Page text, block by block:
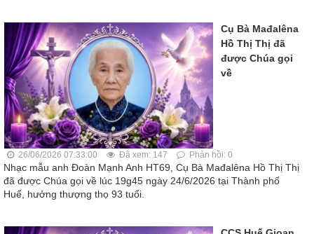
Cụ Bà Mađalêna
Hồ Thị Thị đã
được Chúa gọi
về
26/06/2026 07:33:00 Đã xem: 147 Phản hồi: 0
Nhạc mẫu anh Đoàn Mạnh Anh HT69, Cụ Bà Mađalêna Hồ Thị Thị
đã được Chúa gọi về lúc 19g45 ngày 24/6/2026 tại Thành phố
Huế, hưởng thượng thọ 93 tuổi.